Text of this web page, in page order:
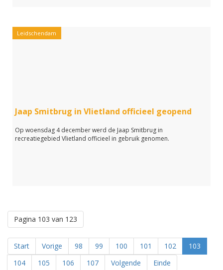
Leidschendam
Jaap Smitbrug in Vlietland officieel geopend
Op woensdag 4 december werd de Jaap Smitbrug in
recreatiegebied Vlietland officieel in gebruik genomen.
Pagina 103 van 123
Start Vorige 98 99 100 101 102
103
104
105 106 107 Volgende Einde